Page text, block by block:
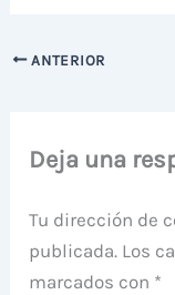
ANTERIOR
Deja una
Tu dirección de
publicada. Los
marcados con *